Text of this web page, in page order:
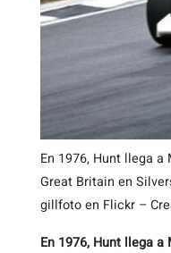
En 1976, Hunt llega
Great Britain en
gillfoto en Flickr –
En 1976, Hunt llega a